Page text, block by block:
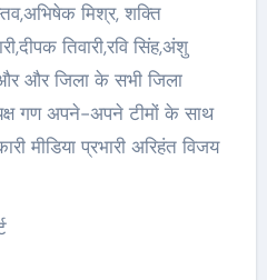
मिश्र, शक्ति
तिवारी,रवि सिंह,अंशु
और जिला के सभी जिला
गण अपने-अपने टीमों के साथ
मीडिया प्रभारी अरिहंत विजय